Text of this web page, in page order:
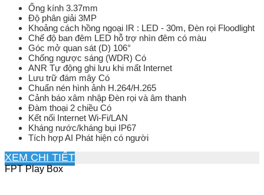
Ống kính 3.37mm
Độ phân giải 3MP
Khoảng cách hồng ngoại IR : LED - 30m, Đèn rọi Floodlight
Chế độ ban đêm LED hỗ trợ nhìn đêm có màu
Góc mở quan sát (D) 106°
Chống ngược sáng (WDR) Có
ANR Tự động ghi lưu khi mất Internet
Lưu trữ đám mây Có
Chuẩn nén hình ảnh H.264/H.265
Cảnh báo xâm nhập Đèn rọi và âm thanh
Đàm thoại 2 chiều Có
Kết nối Internet Wi-Fi/LAN
Kháng nước/kháng bụi IP67
Tích hợp AI Phát hiện có người
XEM CHI TIẾT
FPT Play Box